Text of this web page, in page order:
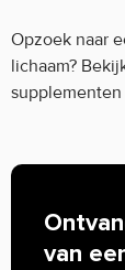
Opzoek naar
lichaam?
van